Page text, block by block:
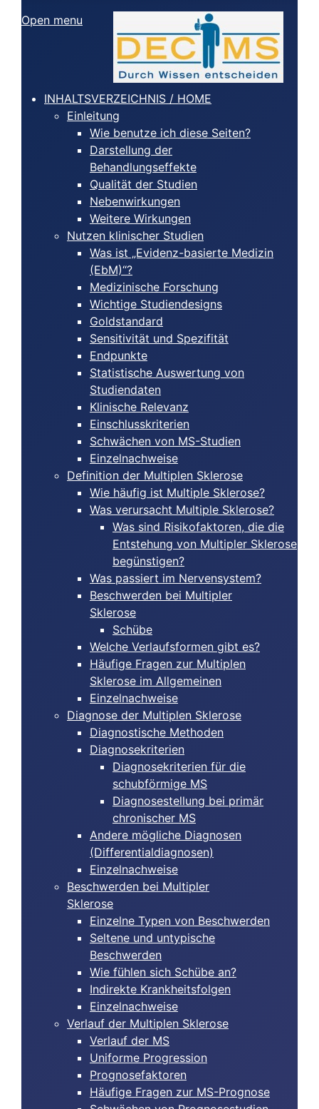
Open menu
INHALTSVERZEICHNIS / HOME
Einleitung
Wie benutze ich diese Seiten?
Darstellung der
Behandlungseffekte
Qualität der Studien
Nebenwirkungen
Weitere Wirkungen
Nutzen klinischer Studien
Was ist „Evidenz-basierte Medizin
(EbM)“?
Medizinische Forschung
Wichtige Studiendesigns
Goldstandard
Sensitivität und Spezifität
Endpunkte
Statistische Auswertung von
Studiendaten
Klinische Relevanz
Einschlusskriterien
Schwächen von MS-Studien
Einzelnachweise
Definition der Multiplen Sklerose
Wie häufig ist Multiple Sklerose?
Was verursacht Multiple Sklerose?
Was sind Risikofaktoren, die die
Entstehung von Multipler Sklerose
begünstigen?
Was passiert im Nervensystem?
Beschwerden bei Multipler
Sklerose
Schübe
Welche Verlaufsformen gibt es?
Häufige Fragen zur Multiplen
Sklerose im Allgemeinen
Einzelnachweise
Diagnose der Multiplen Sklerose
Diagnostische Methoden
Diagnosekriterien
Diagnosekriterien für die
schubförmige MS
Diagnosestellung bei primär
chronischer MS
Andere mögliche Diagnosen
(Differentialdiagnosen)
Einzelnachweise
Beschwerden bei Multipler
Sklerose
Einzelne Typen von Beschwerden
Seltene und untypische
Beschwerden
Wie fühlen sich Schübe an?
Indirekte Krankheitsfolgen
Einzelnachweise
Verlauf der Multiplen Sklerose
Verlauf der MS
Uniforme Progression
Prognosefaktoren
Häufige Fragen zur MS-Prognose